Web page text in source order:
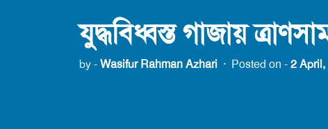
যুদ্ধবিধ্বস্ত গাজায়
by -Wasifur Rahman Azhari · Posted on -2